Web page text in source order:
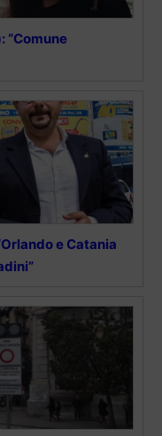
“Comune
e Catania